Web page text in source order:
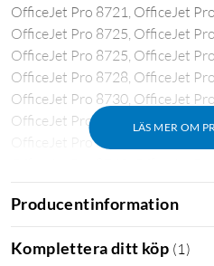
LÄS MER OM
OfficeJet Pro 8721, OfficeJet
OfficeJet Pro 8725, OfficeJet
OfficeJet Pro 8725, OfficeJet
OfficeJet Pro 8728, OfficeJet
OfficeJet Pro 8730, OfficeJet
OfficeJet Pro 8731, OfficeJet
OfficeJet Pro 8740, OfficeJet
OfficeJet Pro 8710 OfficeJet
Producentinformation
Komplettera ditt köp (1)